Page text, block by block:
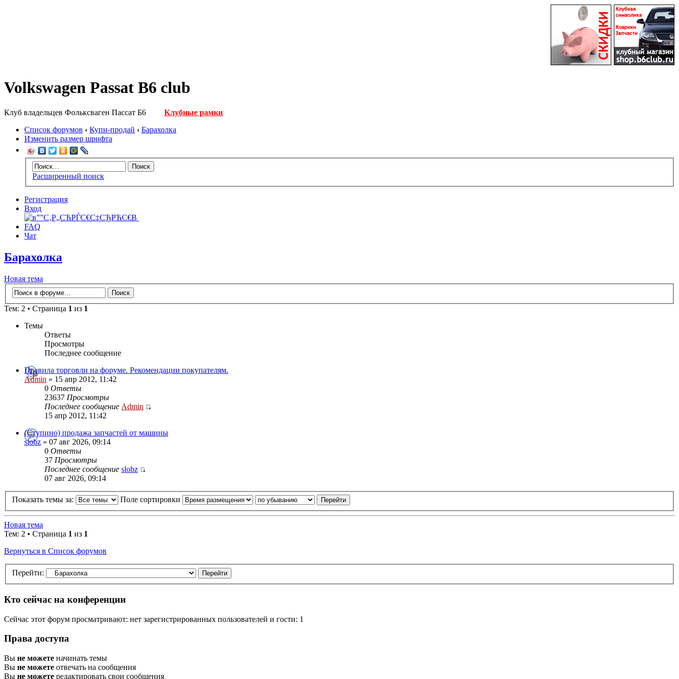
Volkswagen Passat B6 club
Клуб владельцев Фольксваген Пассат Б6
Клубные рамки
Список форумов ‹ Купи-продай ‹ Барахолка
Изменить размер шрифта
Расширенный поиск
Регистрация
Вход
FAQ
Чат
Барахолка
Новая тема
Тем: 2 • Страница 1 из 1
Темы
Ответы
Просмотры
Последнее сообщение
Правила торговли на форуме. Рекомендации покупателям.
Admin » 15 апр 2012, 11:42
0 Ответы
23637 Просмотры
Последнее сообщение Admin
15 апр 2012, 11:42
(Ступино) продажа запчастей от машины
slobz » 07 авг 2026, 09:14
0 Ответы
37 Просмотры
Последнее сообщение slobz
07 авг 2026, 09:14
Показать темы за: Поле сортировки
Новая тема
Тем: 2 • Страница 1 из 1
Вернуться в Список форумов
Перейти:
Кто сейчас на конференции
Сейчас этот форум просматривают: нет зарегистрированных пользователей и гости: 1
Права доступа
Вы не можете начинать темы
Вы не можете отвечать на сообщения
Вы не можете редактировать свои сообщения